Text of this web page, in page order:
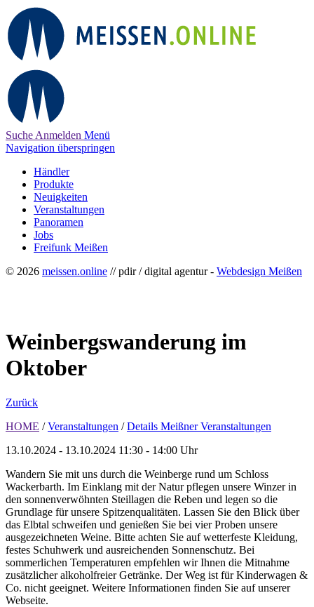
Suche Anmelden Menü
Navigation überspringen
Händler
Produkte
Neuigkeiten
Veranstaltungen
Panoramen
Jobs
Freifunk Meißen
© 2026 meissen.online // pdir / digital agentur - Webdesign Meißen
Weinbergswanderung im
Oktober
Zurück
HOME / Veranstaltungen / Details Meißner Veranstaltungen
13.10.2024 - 13.10.2024 11:30 - 14:00 Uhr
Wandern Sie mit uns durch die Weinberge rund um Schloss
Wackerbarth. Im Einklang mit der Natur pflegen unsere Winzer in
den sonnenverwöhnten Steillagen die Reben und legen so die
Grundlage für unsere Spitzenqualitäten. Lassen Sie den Blick über
das Elbtal schweifen und genießen Sie bei vier Proben unsere
ausgezeichneten Weine. Bitte achten Sie auf wetterfeste Kleidung,
festes Schuhwerk und ausreichenden Sonnenschutz. Bei
sommerlichen Temperaturen empfehlen wir Ihnen die Mitnahme
zusätzlicher alkoholfreier Getränke. Der Weg ist für Kinderwagen &
Co. nicht geeignet. Weitere Informationen finden Sie auf unserer
Webseite.